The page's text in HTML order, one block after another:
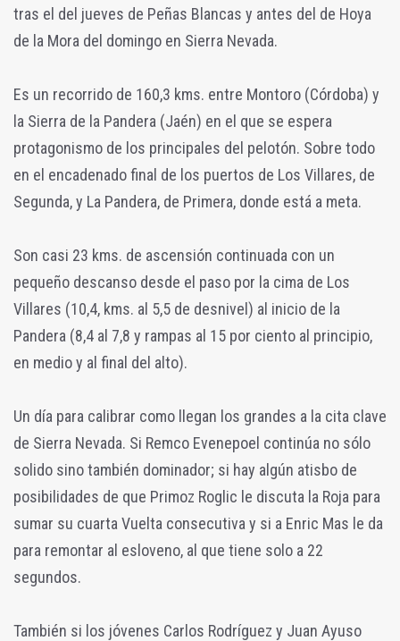
tras el del jueves de Peñas Blancas y antes del de Hoya
de la Mora del domingo en Sierra Nevada.
Es un recorrido de 160,3 kms. entre Montoro (Córdoba) y
la Sierra de la Pandera (Jaén) en el que se espera
protagonismo de los principales del pelotón. Sobre todo
en el encadenado final de los puertos de Los Villares, de
Segunda, y La Pandera, de Primera, donde está a meta.
Son casi 23 kms. de ascensión continuada con un
pequeño descanso desde el paso por la cima de Los
Villares (10,4, kms. al 5,5 de desnivel) al inicio de la
Pandera (8,4 al 7,8 y rampas al 15 por ciento al principio,
en medio y al final del alto).
Un día para calibrar como llegan los grandes a la cita clave
de Sierra Nevada. Si Remco Evenepoel continúa no sólo
solido sino también dominador; si hay algún atisbo de
posibilidades de que Primoz Roglic le discuta la Roja para
sumar su cuarta Vuelta consecutiva y si a Enric Mas le da
para remontar al esloveno, al que tiene solo a 22
segundos.
También si los jóvenes Carlos Rodríguez y Juan Ayuso